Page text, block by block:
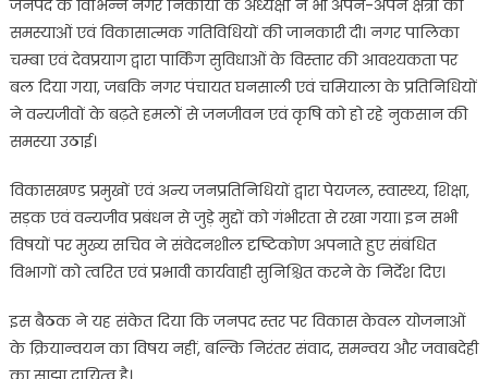
जनपद के विभिन्न नगर निकायों के अध्यक्षों ने भी अपने-अपने क्षेत्रों की
समस्याओं एवं विकासात्मक गतिविधियों की जानकारी दी। नगर पालिका
चम्बा एवं देवप्रयाग द्वारा पार्किंग सुविधाओं के विस्तार की आवश्यकता पर
बल दिया गया, जबकि नगर पंचायत घनसाली एवं चमियाला के प्रतिनिधियों
ने वन्यजीवों के बढ़ते हमलों से जनजीवन एवं कृषि को हो रहे नुकसान की
समस्या उठाई।
विकासखण्ड प्रमुखों एवं अन्य जनप्रतिनिधियों द्वारा पेयजल, स्वास्थ्य, शिक्षा,
सड़क एवं वन्यजीव प्रबंधन से जुड़े मुद्दों को गंभीरता से रखा गया। इन सभी
विषयों पर मुख्य सचिव ने संवेदनशील दृष्टिकोण अपनाते हुए संबंधित
विभागों को त्वरित एवं प्रभावी कार्यवाही सुनिश्चित करने के निर्देश दिए।
इस बैठक ने यह संकेत दिया कि जनपद स्तर पर विकास केवल योजनाओं
के क्रियान्वयन का विषय नहीं, बल्कि निरंतर संवाद, समन्वय और जवाबदेही